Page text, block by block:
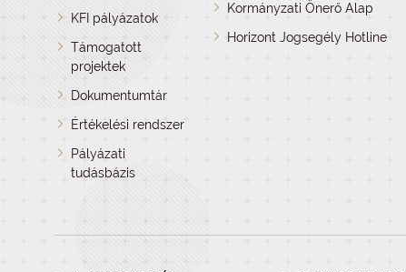
KFI pályázatok
Támogatott
projektek
Dokumentumtár
Értékelési rendszer
Pályázati
tudásbázis
Kormányzati Önerő Alap
Horizont Jogsegély Hotline